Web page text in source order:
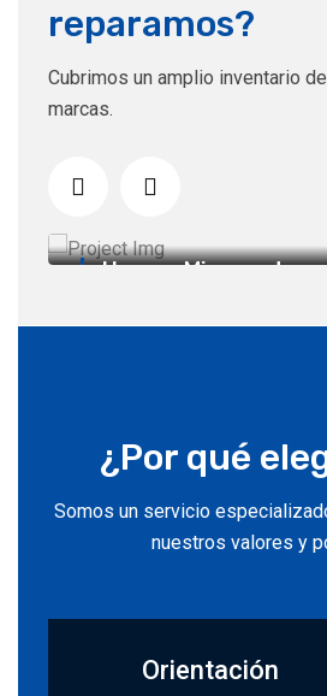
reparamos?
Cubrimos un amplio inventario
marcas.
Estufas eléctricas
¿Por qué
Somos un servicio
nuestros valores y
Orientación